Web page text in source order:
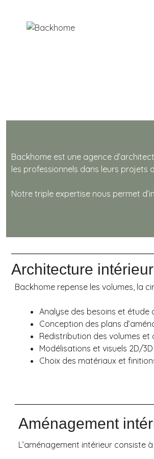
Backhome est une agence
les professionnels dans leurs
Notre triple expertise nous permet
Architecture
Backhome repense les volumes, la
Analyse des besoins et étude
Conception des plans
Redistribution des volumes
Modélisations et visuels 2D/3D
Choix des matériaux et
Aménagement
L’aménagement intérieur consiste